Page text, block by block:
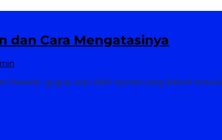
dan Cara Mengatasinya
khawatir, gugup, atau tidak nyaman yang dialami